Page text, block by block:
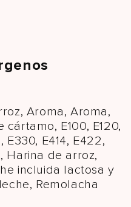
Aroma, Aroma,
E100, E120,
E330, E414, E422,
Harina de arroz,
incluida lactosa y
Remolacha